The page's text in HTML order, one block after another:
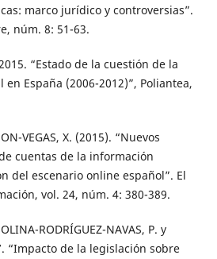
marco jurídico y controversias”.
núm. 8: 51-63.
“Estado de la cuestión de la
España (2006-2012)”, Poliantea,
VEGAS, X. (2015). “Nuevos
cuentas de la información
del escenario online español”. El
vol. 24, núm. 4: 380-389.
RODRÍGUEZ-NAVAS, P. y
“Impacto de la legislación sobre